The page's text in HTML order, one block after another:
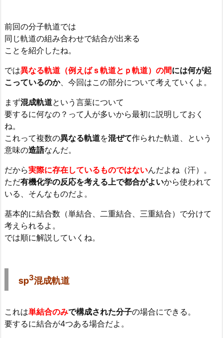
前回の分子軌道では
同じ軌道の組み合わせで結合が出来る
ことを紹介したね。
では異なる軌道（例えばｓ軌道とｐ軌道）の間には何が起
こっているのか、今回はこの部分について考えていくよ。
まず混成軌道という言葉について
要するに何なの？って人が多いから最初に説明しておく
ね。
これって複数の異なる軌道を混ぜて作られた軌道、という
意味の造語なんだ。
だから実際に存在しているものではないんだよね（汗）。
ただ有機化学の反応を考える上で都合がよいから使われて
いる、そんなものだよ。
基本的に結合数（単結合、二重結合、三重結合）で分けて
考えられるよ。
では順に解説していくね。
sp3混成軌道
これは単結合のみで構成された分子の場合にできる。
要するに結合が4つある場合だよ。